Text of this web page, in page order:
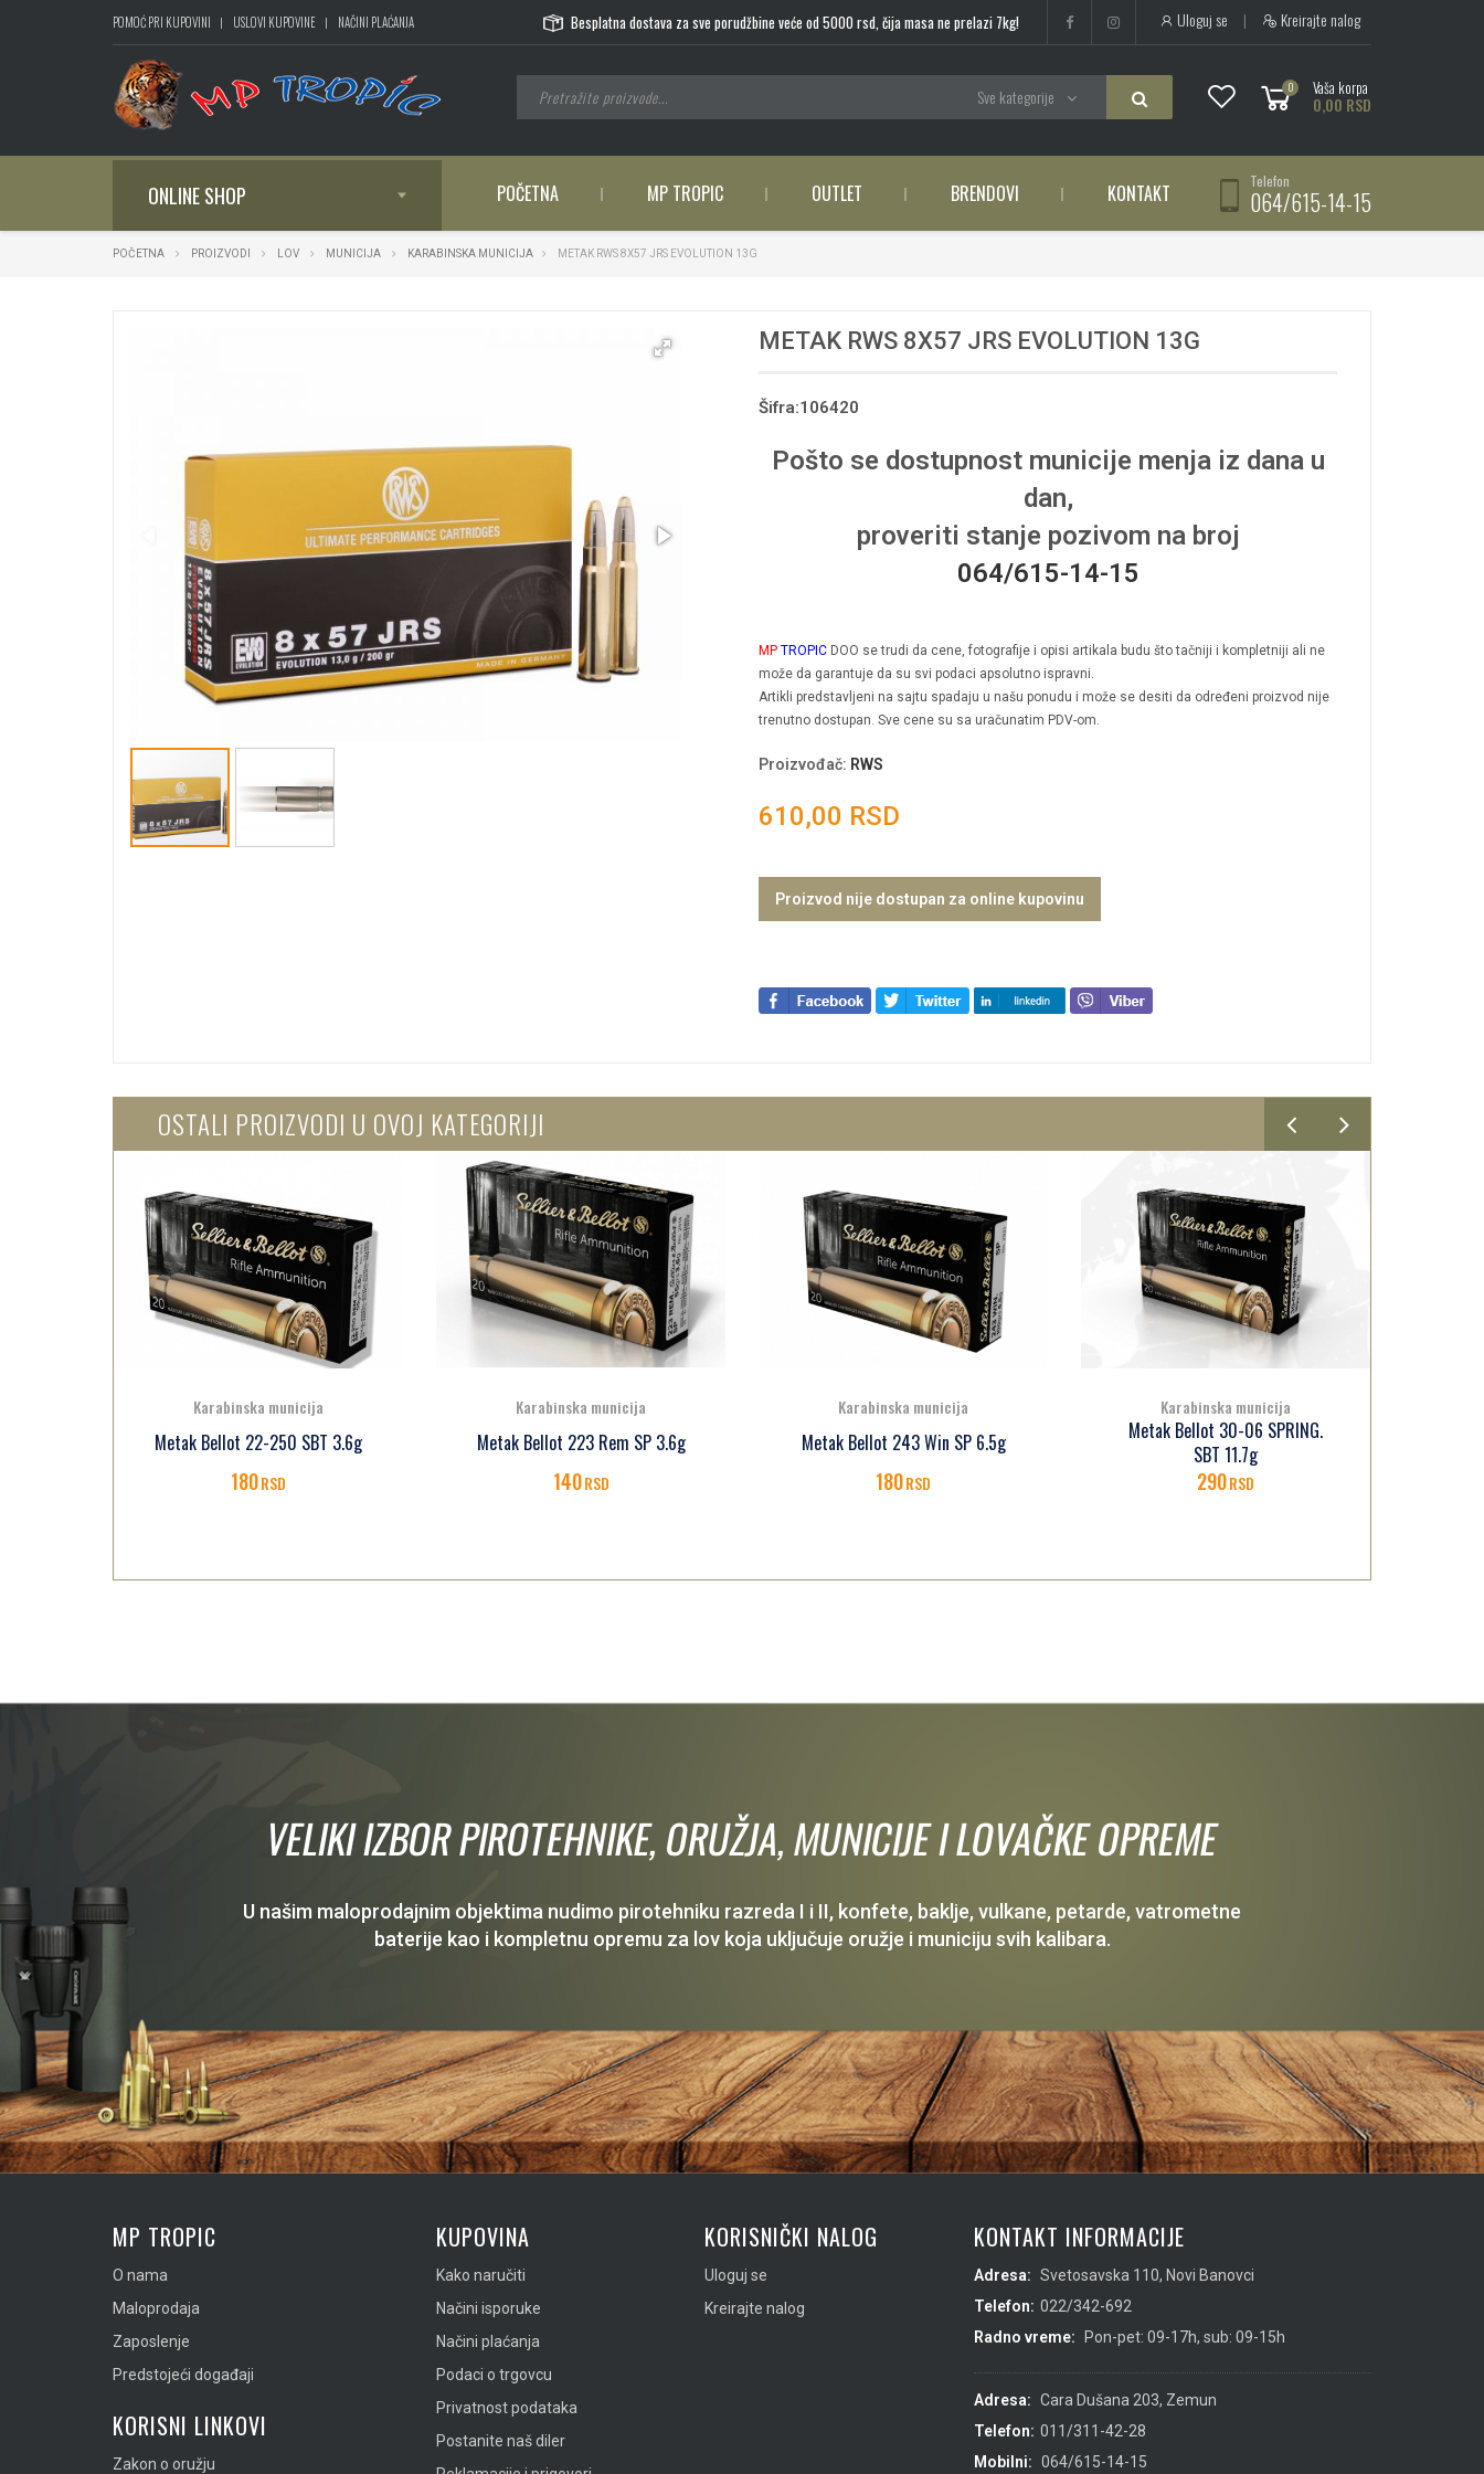
POMOĆ PRI KUPOVINI USLOVI KUPOVINE NAČINI PLAĆANJA Besplatna dostava za sve porudžbine veće od 5000 rsd, čija masa ne prelazi 7kg! Uloguj se | Kreirajte nalog
0 Vaša korpa
0,00 RSD
Sve kategorije
ONLINE SHOP POČETNA MP TROPIC OUTLET BRENDOVI KONTAKT Telefon
064/615-14-15
POČETNA PROIZVODI LOV MUNICIJA KARABINSKA MUNICIJA METAK RWS 8X57 JRS EVOLUTION 13G
METAK RWS 8X57 JRS EVOLUTION 13G
Šifra:106420
Pošto se dostupnost municije menja iz dana u
dan,
proveriti stanje pozivom na broj
064/615-14-15
MP TROPIC DOO se trudi da cene, fotografije i opisi artikala budu što tačniji i kompletniji ali ne
može da garantuje da su svi podaci apsolutno ispravni.
Artikli predstavljeni na sajtu spadaju u našu ponudu i može se desiti da određeni proizvod nije
trenutno dostupan. Sve cene su sa uračunatim PDV-om.
Proizvođač: RWS
610,00 RSD
Proizvod nije dostupan za online kupovinu
OSTALI PROIZVODI U OVOJ KATEGORIJI
Karabinska municija
Metak Bellot 223 Rem SP 3.6g
140RSD
Karabinska municija
Metak Bellot 243 Win SP 6.5g
180RSD
Karabinska municija
Metak Bellot 30-06 SPRING.
SBT 11.7g
290RSD
Karabinska municija
Metak Bellot 30-06 SP 11.7g
180RSD
VELIKI IZBOR PIROTEHNIKE, ORUŽJA, MUNICIJE I LOVAČKE OPREME
U našim maloprodajnim objektima nudimo pirotehniku razreda I i II, konfete, baklje, vulkane, petarde, vatrometne
baterije kao i kompletnu opremu za lov koja uključuje oružje i municiju svih kalibara.
MP TROPIC
O nama
Maloprodaja
Zaposlenje
Predstojeći događaji
KORISNI LINKOVI
Zakon o oružju
KUPOVINA
Kako naručiti
Načini isporuke
Načini plaćanja
Podaci o trgovcu
Privatnost podataka
Postanite naš diler
KORISNIČKI NALOG
Uloguj se
Kreirajte nalog
KONTAKT INFORMACIJE
Adresa: Svetosavska 110, Novi Banovci
Telefon: 022/342-692
Radno vreme:
Pon-pet: 09-17h, sub: 09-15h
Adresa: Cara Dušana 203, Zemun
Telefon: 011/311-42-28
Mobilni: 064/615-14-15